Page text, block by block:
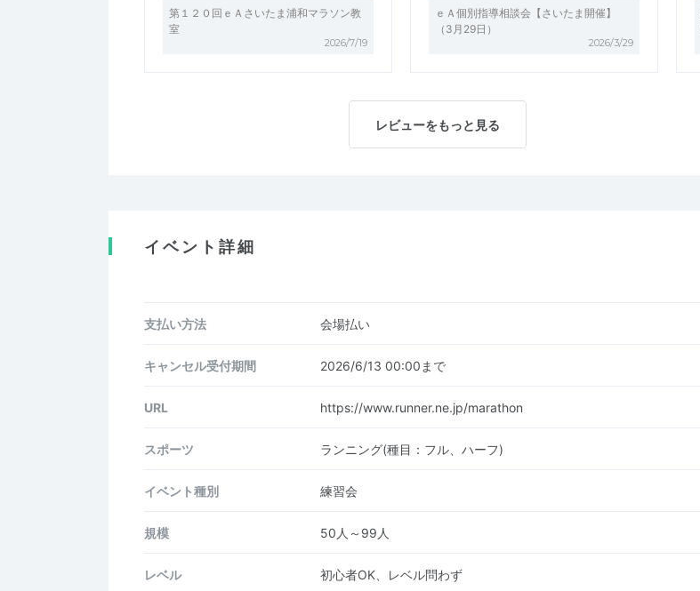
第１２０回ｅＡさいたま浦和マラソン教
室
2026/7/19
ｅＡ個別指導相談会【さいたま開催】
（3月29日）
2026/3/29
レビューをもっと見る
イベント詳細
支払い方法 会場払い
キャンセル受付期間 2026/6/13 00:00まで
URL https://www.runner.ne.jp/marathon
スポーツ ランニング(種目：フル、ハーフ)
イベント種別 練習会
規模 50人～99人
レベル 初心者OK、レベル問わず